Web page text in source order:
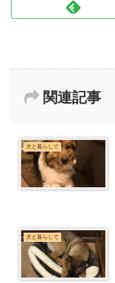
関連記事
犬と暮らして
犬と暮らして